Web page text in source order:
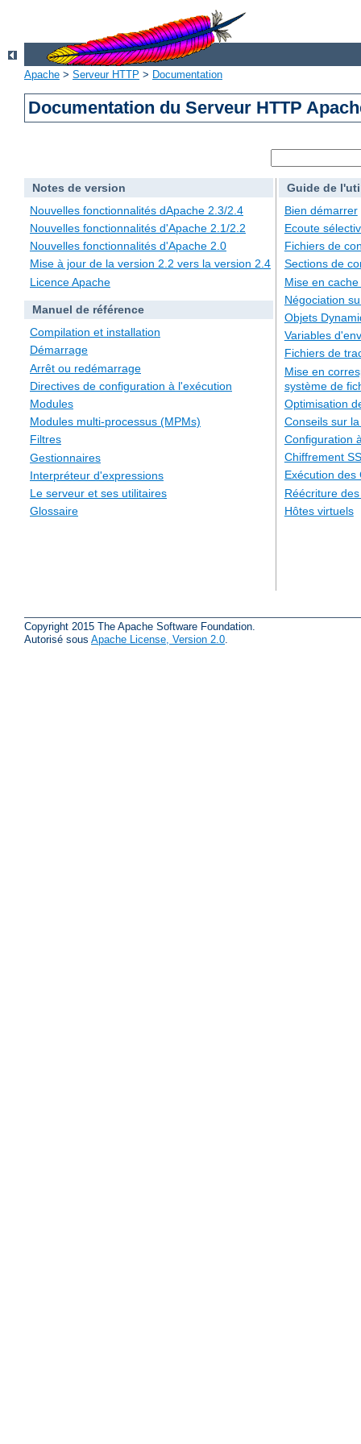
Apache > Serveur HTTP > Documentation
Documentation du Serveur HTTP
Notes de version
Nouvelles fonctionnalités dApache 2.3/2.4
Nouvelles fonctionnalités d'Apache 2.1/2.2
Nouvelles fonctionnalités d'Apache 2.0
Mise à jour de la version 2.2 vers la version 2.4
Licence Apache
Manuel de référence
Compilation et installation
Démarrage
Arrêt ou redémarrage
Directives de configuration à l'exécution
Modules
Modules multi-processus (MPMs)
Filtres
Gestionnaires
Interpréteur d'expressions
Le serveur et ses utilitaires
Glossaire
Guide de
Bien démarrer
Ecoute
Fichiers de
Sections de
Mise en
Négociation
Objets
Variables
Fichiers de
Mise en
système de
Optimisation
Conseils sur
Configuration
Chiffrement
Exécution des
Réécriture
Hôtes virtuels
Copyright 2015 The Apache Software Foundation.
Autorisé sous Apache License, Version 2.0